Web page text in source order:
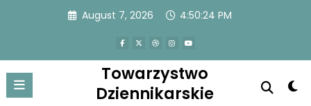
August 7, 2026 4:50:24 PM
Towarzystwo
Dziennikarskie